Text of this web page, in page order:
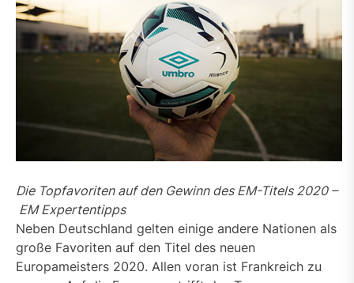
Die Topfavoriten auf den Gewinn des EM-Titels 2020 –
EM Expertentipps
Neben Deutschland gelten einige andere Nationen als
große Favoriten auf den Titel des neuen
Europameisters 2020. Allen voran ist Frankreich zu